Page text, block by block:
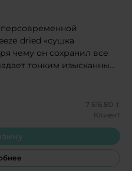
dried «сушка
чему он сохранил все
тонким изысканным
7 516.80 ₸
Клиент